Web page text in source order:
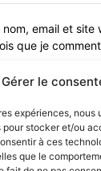
Gérer le
expériences,
stocker et/ou
à ces
que le
nom, email et
que je